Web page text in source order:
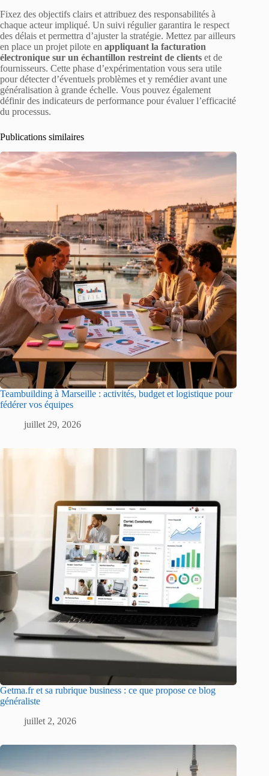
Fixez des objectifs clairs et attribuez des responsabilités à
chaque acteur impliqué. Un suivi régulier garantira le respect
des délais et permettra d’ajuster la stratégie. Mettez par ailleurs
en place un projet pilote en appliquant la facturation
électronique sur un échantillon restreint de clients et de
fournisseurs. Cette phase d’expérimentation vous sera utile
pour détecter d’éventuels problèmes et y remédier avant une
généralisation à grande échelle. Vous pouvez également
définir des indicateurs de performance pour évaluer l’efficacité
du processus.
Publications similaires
Teambuilding à Marseille : activités, budget et logistique pour
fédérer vos équipes
juillet 29, 2026
Getma.fr et sa rubrique business : ce que propose ce blog
généraliste
juillet 2, 2026